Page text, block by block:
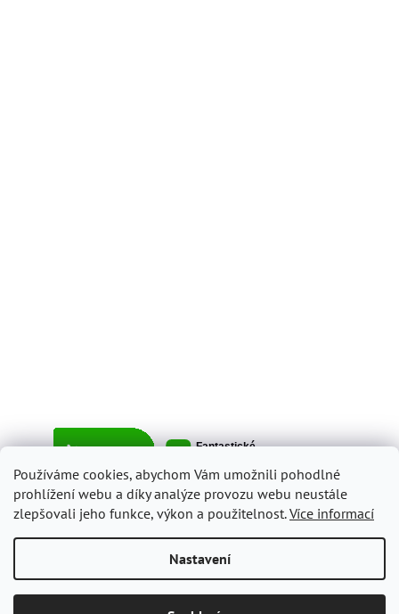
Používáme cookies, abychom Vám umožnili pohodlné
prohlížení webu a díky analýze provozu webu neustále
zlepšovali jeho funkce, výkon a použitelnost.Více informací
Nastavení
Copyright 2026ItalyShop.cz. Všechna práva vyhrazena.Upravit